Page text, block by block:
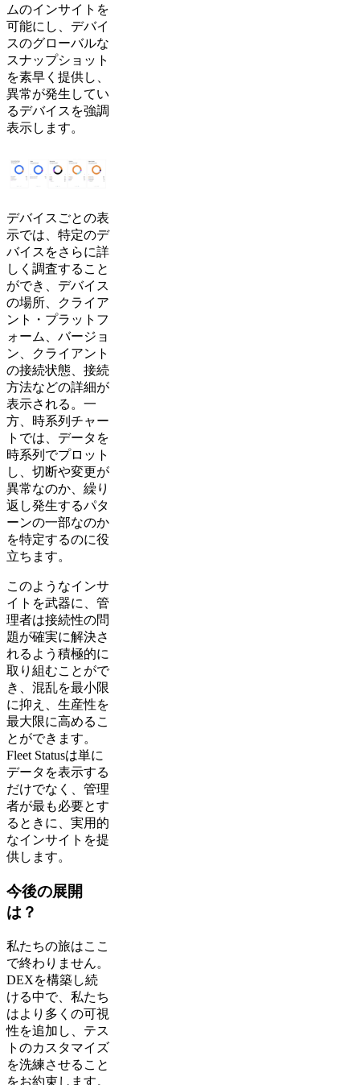
ムのインサイトを
可能にし、デバイ
スのグローバルな
スナップショット
を素早く提供し、
異常が発生してい
るデバイスを強調
表示します。
デバイスごとの表
示では、特定のデ
バイスをさらに詳
しく調査すること
ができ、デバイス
の場所、クライア
ント・プラットフ
ォーム、バージョ
ン、クライアント
の接続状態、接続
方法などの詳細が
表示される。一
方、時系列チャー
トでは、データを
時系列でプロット
し、切断や変更が
異常なのか、繰り
返し発生するパタ
ーンの一部なのか
を特定するのに役
立ちます。
このようなインサ
イトを武器に、管
理者は接続性の問
題が確実に解決さ
れるよう積極的に
取り組むことがで
き、混乱を最小限
に抑え、生産性を
最大限に高めるこ
とができます。
Fleet Statusは単に
データを表示する
だけでなく、管理
者が最も必要とす
るときに、実用的
なインサイトを提
供します。
今後の展開
は？
私たちの旅はここ
で終わりません。
DEXを構築し続
ける中で、私たち
はより多くの可視
性を追加し、テス
トのカスタマイズ
を洗練させること
をお約束します。